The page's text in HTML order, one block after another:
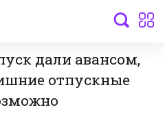
дали авансом,
отпускные